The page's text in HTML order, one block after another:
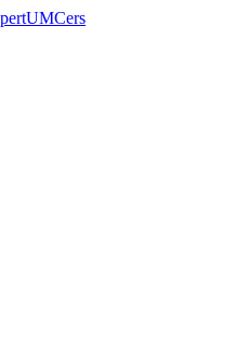
UMCers